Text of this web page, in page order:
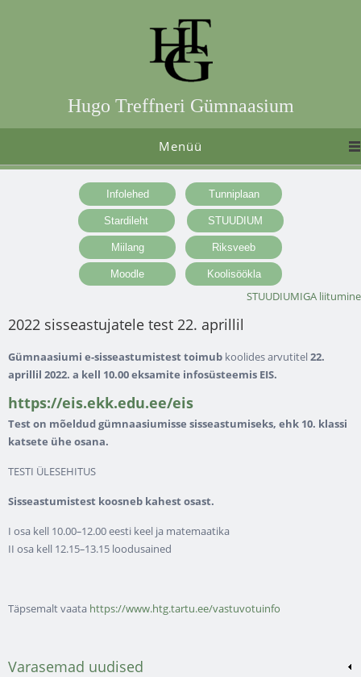
Hugo Treffneri Gümnaasium
Menüü
STUUDIUMIGA liitumine
2022 sisseastujatele test 22. aprillil
Gümnaasiumi e-sisseastumistest toimub koolides arvutitel22.
aprillil 2022. a kell 10.00 eksamite infosüsteemis EIS.
https://eis.ekk.edu.ee/eis
Test on mõeldud gümnaasiumisse sisseastumiseks, ehk 10. klassi
katsete ühe osana.
TESTI ÜLESEHITUS
Sisseastumistest koosneb kahest osast.
I osa kell 10.00–12.00 eesti keel ja matemaatika
II osa kell 12.15–13.15 loodusained
Täpsemalt vaata https://www.htg.tartu.ee/vastuvotuinfo
Varasemad uudised